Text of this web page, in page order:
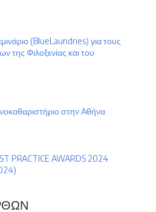
(BlueLaundries) για τους
της Φιλοξενίας και του
στην Αθήνα
PRACTICE AWARDS 2024